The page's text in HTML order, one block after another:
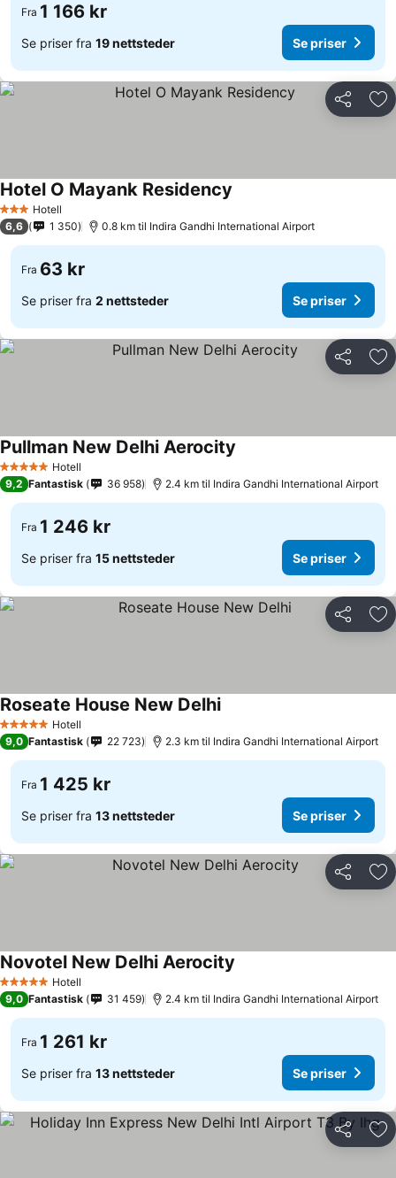
Fra 1 166 kr
Se priser fra 19 nettsteder Se priser
Del
3 StjernerHotell
Hotel O Mayank Residency
6,6 1 350 0.8 km til Indira Gandhi International Airport
Fra 63 kr
Se priser fra 2 nettsteder Se priser
Del
5 Stjerner Hotell
Pullman New Delhi Aerocity
9,2 Fantastisk 36 958 2.4 km til Indira Gandhi International Airport
Fra 1 246 kr
Se priser fra 15 nettsteder Se priser
Del
5 Stjerner Hotell
Roseate House New Delhi
9,0 Fantastisk 22 723 2.3 km til Indira Gandhi International Airport
Fra 1 425 kr
Se priser fra 13 nettsteder Se priser
Del
5 Stjerner Hotell
Novotel New Delhi Aerocity
9,0 Fantastisk 31 459 2.4 km til Indira Gandhi International Airport
Fra 1 261 kr
Se priser fra 13 nettsteder Se priser
Del